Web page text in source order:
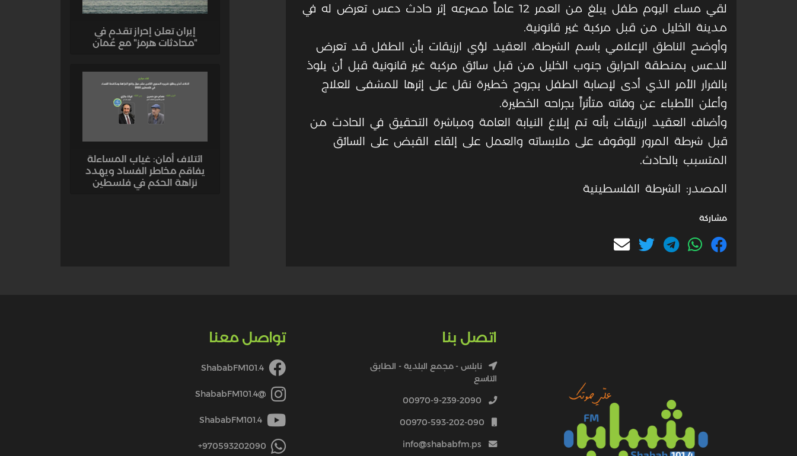
لقي مساء اليوم طفل يبلغ من العمر 12 عاماً مصرعه إثر حادث دعس تعرض له في
مدينة الخليل من قبل مركبة غير قانونية.
وأوضح الناطق الإعلامي باسم الشرطة، العقيد لؤي ارزيقات بأن الطفل قد تعرض
للدعس بمنطقة الحرايق جنوب الخليل من قبل سائق مركبة غير قانونية قبل أن يلوذ
بالفرار الأمر الذي أدى لإصابة الطفل بجروح خطيرة نقل على إثرها للمشفى للعلاج
وأعلن الأطباء عن وفاته متأثراً بجراحه الخطيرة.
وأضاف العقيد ارزيقات بأنه تم إبلاغ النيابة العامة ومباشرة التحقيق في الحادث من
قبل شرطة المرور للوقوف على ملابساته والعمل على إلقاء القبض على السائق
المتسبب بالحادث.
المصدر: الشرطة الفلسطينية
مشاركة
إيران تعلن إحراز تقدم في
"محادثات هرمز" مع عُمان
ائتلاف أمان: غياب المساءلة
يفاقم مخاطر الفساد ويهدد
نزاهة الحكم في فلسطين
اتصل بنا
نابلس - مجمع البلدية - الطابق
التاسع
00970-9-239-2090
00970-593-202-090
info@shababfm.ps
تواصل معنا
ShababFM101.4
@ShababFM101.4
ShababFM101.4
970593202090+